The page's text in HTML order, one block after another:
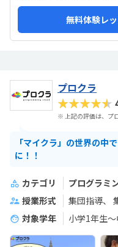
無料体験レ
プロクラ
★★★★★
※ 上記の評価は、プ
「マイクラ」の世界の中
に！！
カテゴリ プログラミ
授業形式
集団指導
対象学年
小学1年生